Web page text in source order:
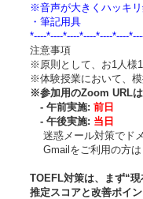
※音声が大きくハッキリ
・筆記用具
*----*----*----*----*----*----
注意事項
※原則として、お1人様
※体験授業において、模
※参加用のZoom URL
- 午前実施: 前日
- 午後実施: 当日
迷惑メール対策でドメ
Gmailをご利用の方は
TOEFL対策は、まず“現
推定スコアと改善ポイ